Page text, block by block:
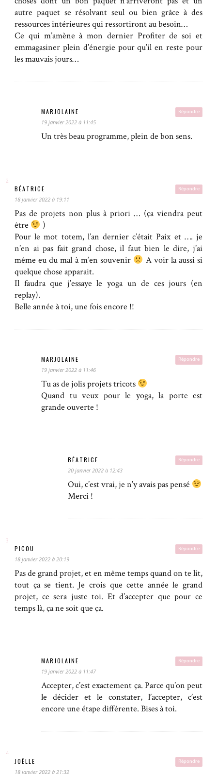
autre paquet se résolvant seul ou bien grâce à des
ressources intérieures qui ressortiront au besoin…
Ce qui m’amène à mon dernier Profiter de soi et
emmagasiner plein d’énergie pour qu’il en reste pour
les mauvais jours…
Répondre
MARJOLAINE
19 janvier 2022 à 11:45
Un très beau programme, plein de bon sens.
Répondre
BÉATRICE
18 janvier 2022 à 19:11
Pas de projets non plus à priori … (ça viendra peut
être
)
Pour le mot totem, l’an dernier c’était Paix et …. je
n’en ai pas fait grand chose, il faut bien le dire, j’ai
même eu du mal à m’en souvenir
A voir la aussi si
quelque chose apparait.
Il faudra que j’essaye le yoga un de ces jours (en
replay).
Belle année à toi, une fois encore !!
Répondre
MARJOLAINE
19 janvier 2022 à 11:46
Tu as de jolis projets tricots
Quand tu veux pour le yoga, la porte est
grande ouverte !
Répondre
BÉATRICE
20 janvier 2022 à 12:43
Oui, c’est vrai, je n’y avais pas pensé
Merci !
Répondre
PICOU
18 janvier 2022 à 20:19
Pas de grand projet, et en même temps quand on te lit,
tout ça se tient. Je crois que cette année le grand
projet, ce sera juste toi. Et d’accepter que pour ce
temps là, ça ne soit que ça.
Répondre
MARJOLAINE
19 janvier 2022 à 11:47
Accepter, c’est exactement ça. Parce qu’on peut
le décider et le constater, l’accepter, c’est
encore une étape différente. Bises à toi.
Répondre
JOËLLE
18 janvier 2022 à 21:32